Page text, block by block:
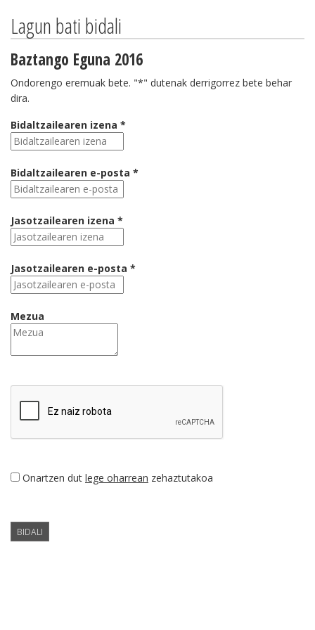
Lagun bati bidali
Baztango Eguna 2016
Ondorengo eremuak bete. "*" dutenak derrigorrez bete behar
dira.
Bidaltzailearen izena *
Bidaltzailearen e-posta *
Jasotzailearen izena *
Jasotzailearen e-posta *
Mezua
Onartzen dut lege oharrean zehaztutakoa
BIDALI